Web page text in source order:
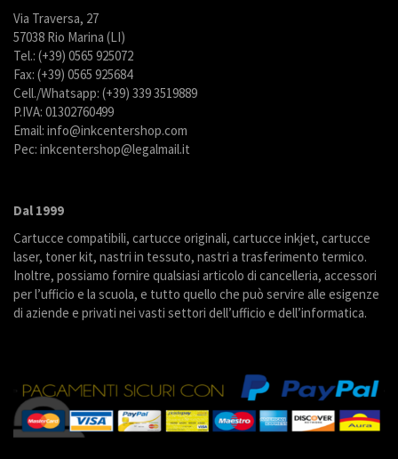
Via Traversa, 27
57038 Rio Marina (LI)
Tel.: (+39) 0565 925072
Fax: (+39) 0565 925684
Cell./Whatsapp: (+39) 339 3519889
P.IVA: 01302760499
Email: info@inkcentershop.com
Pec: inkcentershop@legalmail.it
Dal 1999
Cartucce compatibili, cartucce originali, cartucce inkjet, cartucce
laser, toner kit, nastri in tessuto, nastri a trasferimento termico.
Inoltre, possiamo fornire qualsiasi articolo di cancelleria, accessori
per l’ufficio e la scuola, e tutto quello che può servire alle esigenze
di aziende e privati nei vasti settori dell’ufficio e dell’informatica.